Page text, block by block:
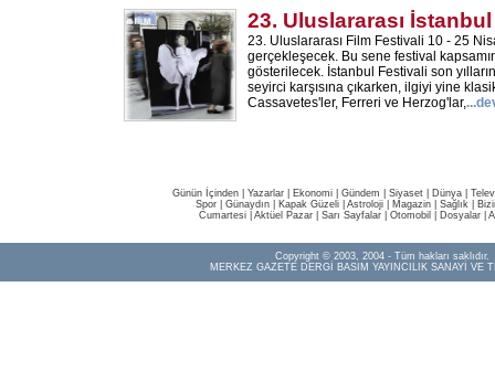
23. Uluslararası
23. Uluslararası Film Festivali 10 - 25
gerçekleşecek. Bu sene festival
gösterilecek. İstanbul Festivali son
seyirci karşısına çıkarken, ilgiyi yine
Cassavetes'ler, Ferreri ve Herzog'lar,
Günün İçinden Yazarlar Ekonomi Gündem Siyaset Dünya |
Spor
Günaydın Kapak Güzeli Astroloji Magazin Sağlık
Cumartesi| Aktüel Pazar| Sarı Sayfalar| Otomobil Dosyalar|
Copyright © 2003, 2004 - Tüm hakları saklıdır.
MERKEZ GAZETE DERGİ BASIM YAYINCILIK SANAYİ VE